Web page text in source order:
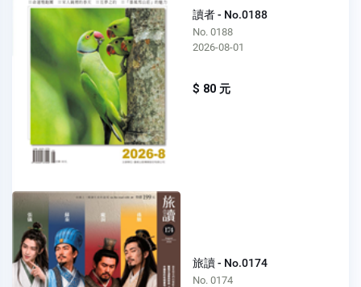
讀者 - No.0188
No. 0188
2026-08-01
$ 80 元
旅讀 - No.0174
No. 0174